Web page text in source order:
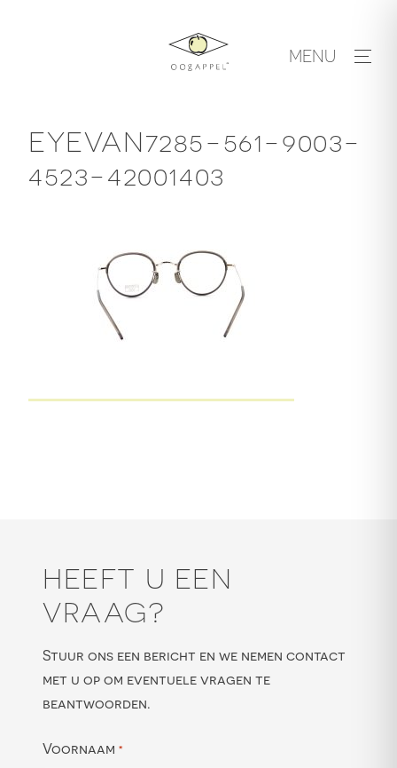
MENU
EYEVAN7285-561-9003-
4523-42001403
HEEFT U EEN
VRAAG?
Stuur ons een bericht en we nemen contact
met u op om eventuele vragen te
beantwoorden.
Voornaam *